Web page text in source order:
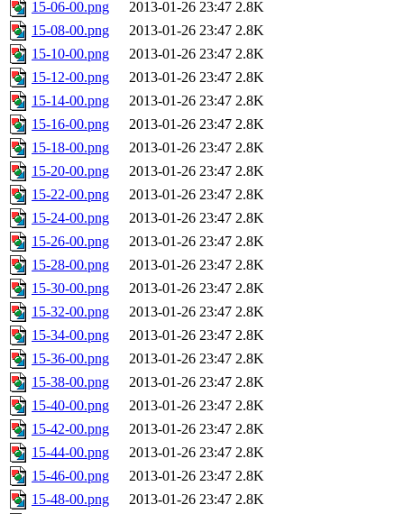
15-06-00.png
2013-01-26 23:47 2.8K
15-08-00.png
2013-01-26 23:47 2.8K
15-10-00.png
2013-01-26 23:47 2.8K
15-12-00.png
2013-01-26 23:47 2.8K
15-14-00.png
2013-01-26 23:47 2.8K
15-16-00.png
2013-01-26 23:47 2.8K
15-18-00.png
2013-01-26 23:47 2.8K
15-20-00.png
2013-01-26 23:47 2.8K
15-22-00.png
2013-01-26 23:47 2.8K
15-24-00.png
2013-01-26 23:47 2.8K
15-26-00.png
2013-01-26 23:47 2.8K
15-28-00.png
2013-01-26 23:47 2.8K
15-30-00.png
2013-01-26 23:47 2.8K
15-32-00.png
2013-01-26 23:47 2.8K
15-34-00.png
2013-01-26 23:47 2.8K
15-36-00.png
2013-01-26 23:47 2.8K
15-38-00.png
2013-01-26 23:47 2.8K
15-40-00.png
2013-01-26 23:47 2.8K
15-42-00.png
2013-01-26 23:47 2.8K
15-44-00.png
2013-01-26 23:47 2.8K
15-46-00.png
2013-01-26 23:47 2.8K
15-48-00.png
2013-01-26 23:47 2.8K